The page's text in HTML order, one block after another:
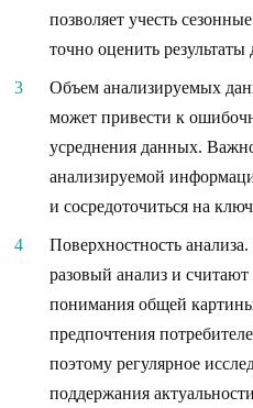
позволяет учесть
точно оценить результаты
Объем анализируемых
может привести к
усреднения данных.
анализируемой
и сосредоточиться на
Поверхностность
разовый анализ и
понимания общей
предпочтения
поэтому регулярное
поддержания